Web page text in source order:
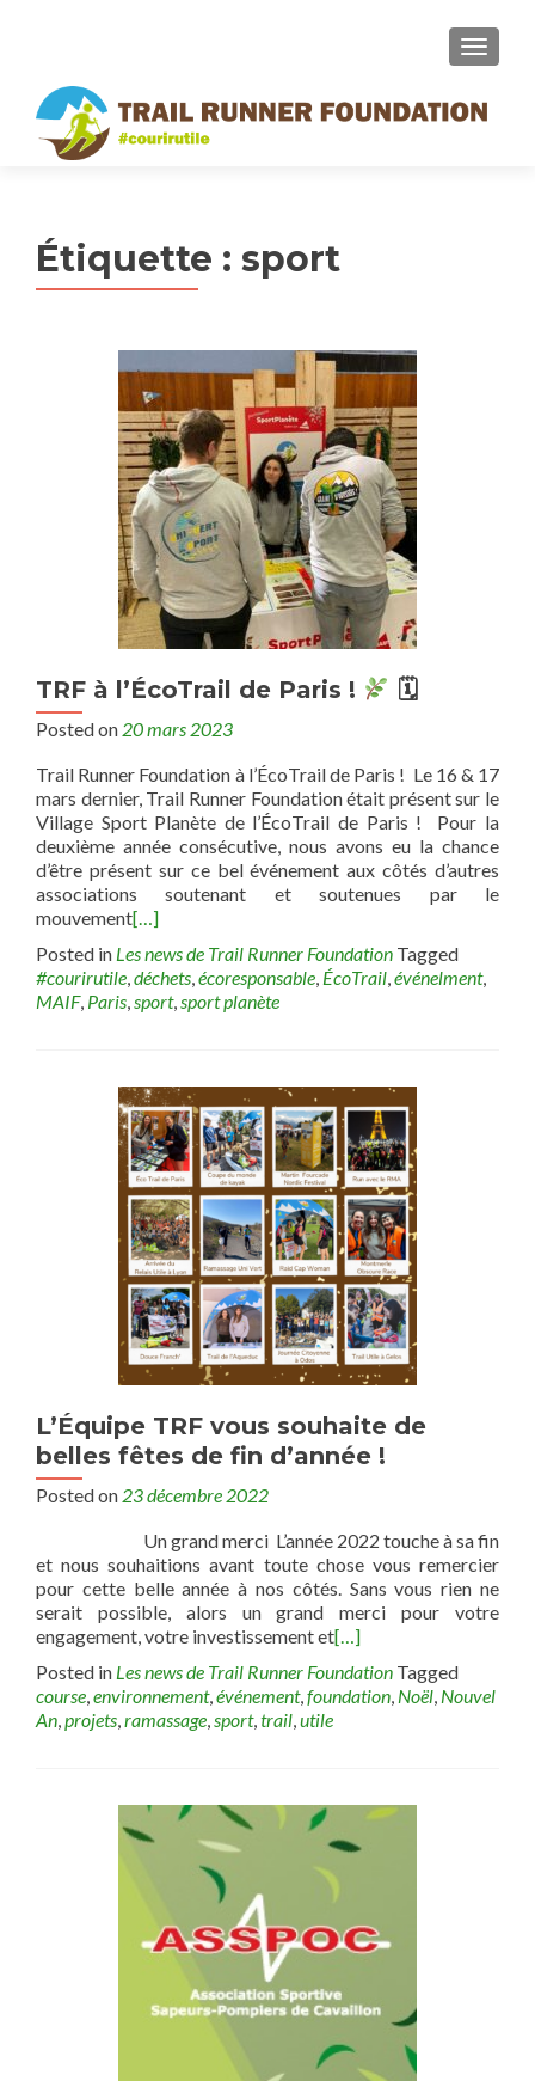
MENU
Étiquette : sport
TRF à l’ÉcoTrail de Paris ! 🗓
Posted on 20 mars 2023
Trail Runner Foundation à l’ÉcoTrail de Paris ! Le 16 & 17
mars dernier, Trail Runner Foundation était présent sur le
Village Sport Planète de l’ÉcoTrail de Paris ! Pour la
deuxième année consécutive, nous avons eu la chance
d’être présent sur ce bel événement aux côtés d’autres
associations soutenant et soutenues par le
mouvement[…]
Posted in Les news de Trail Runner Foundation Tagged
#courirutile,déchets,écoresponsable, ÉcoTrail,événelment,
MAIF, Paris,sport,sport planète
L’Équipe TRF vous souhaite de
belles fêtes de fin d’année !
Posted on 23 décembre 2022
Un grand merci L’année 2022 touche à sa fin
et nous souhaitions avant toute chose vous remercier
pour cette belle année à nos côtés. Sans vous rien ne
serait possible, alors un grand merci pour votre
engagement, votre investissement et[…]
Posted in Les news de Trail Runner Foundation Tagged
course,environnement,événement,foundation, Noël, Nouvel
An,projets,ramassage,sport,trail,utile